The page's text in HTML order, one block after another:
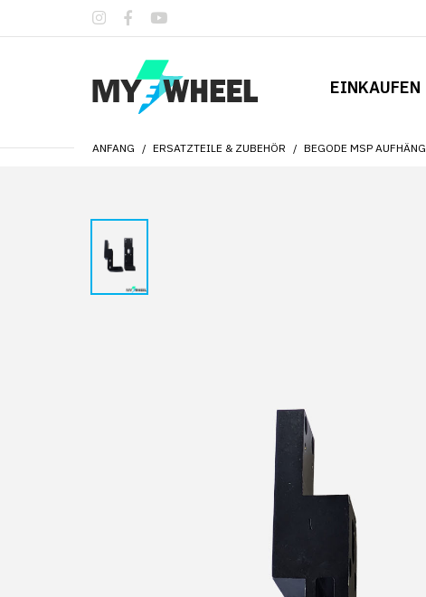
EINKAUFEN
ANFANG ERSATZTEILE & ZUBEHÖR BEGODE MSP